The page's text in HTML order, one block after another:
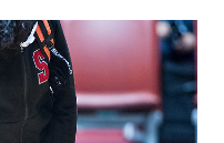
때는 살짝만...ㅋㅋㅋ
cannot be copied
2012. toodur2 All